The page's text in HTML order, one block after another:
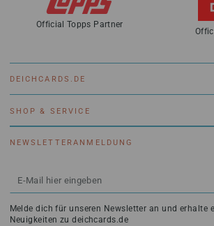
Official Topps Partner
DEICHCARDS.DE
SHOP & SERVICE
NEWSLETTERANMELDUNG
E-
Mail
hier
Melde dich für unseren Newsletter an und erhalte
Neuigkeiten zu deichcards.de